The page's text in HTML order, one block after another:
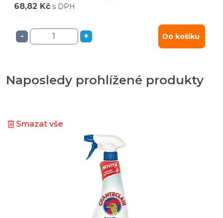
68,82 Kč s DPH
- + Do košíku
Naposledy prohlížené produkty
Smazat vše